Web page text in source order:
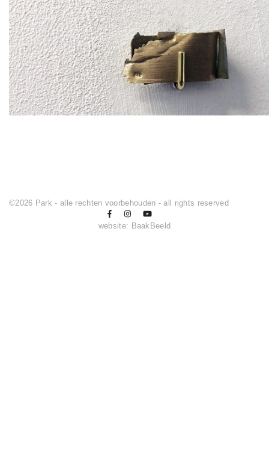
©2026 Park - alle rechten voorbehouden - all rights reserved
website: BaakBeeld